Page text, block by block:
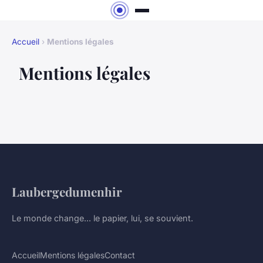
Accueil › Mentions légales
Mentions légales
Laubergedumenhir
Le monde change... le papier, lui, se souvient.
AccueilMentions légalesContact